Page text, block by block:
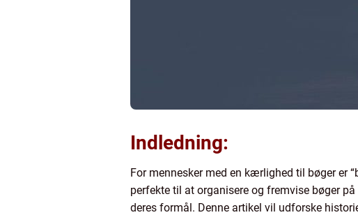
Indledning:
For mennesker med en kærlighed til bøger er
perfekte til at organisere og fremvise bøger
deres formål. Denne artikel vil udforske